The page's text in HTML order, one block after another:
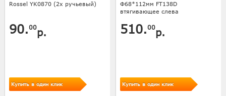
Rossel YK0870 (2х ручьевый)
90.00р.
Купить в один клик
Ф68*112мм FT138D
втягивающее слева
510.00р.
Купить в один клик